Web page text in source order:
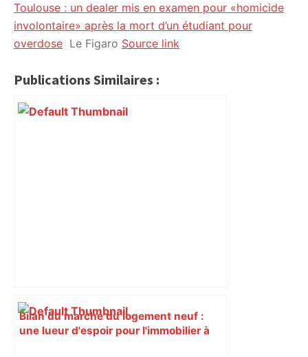
Toulouse : un dealer mis en examen pour «homicide
involontaire» après la mort d’un étudiant pour
overdose Le Figaro Source link
Publications Similaires :
Bilan du marché du logement neuf :
une lueur d'espoir pour l'immobilier à